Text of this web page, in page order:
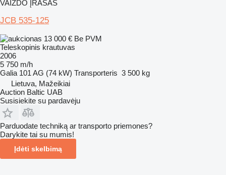
VAIZDO ĮRAŠAS
JCB 535-125
13 000 € Be PVM
Teleskopinis krautuvas
2006
5 750 m/h
Galia 101 AG (74 kW) Transporteris 3 500 kg
Lietuva, Mažeikiai
Auction Baltic UAB
Susisiekite su pardavėju
Parduodate techniką ar transporto priemones?
Darykite tai su mumis!
Įdėti skelbimą